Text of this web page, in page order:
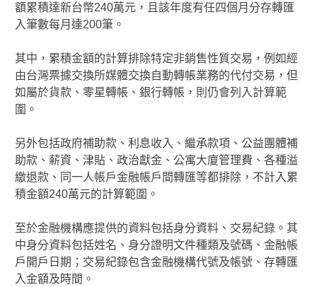
額累積達新台幣240萬元，且該年度有任四個月分存轉匯
入筆數每月達200筆。
其中，累積金額的計算排除特定非銷售性質交易，例如經
由台灣票據交換所媒體交換自動轉帳業務的代付交易，但
如屬於貨款、零星轉帳、銀行轉帳，則仍會列入計算範
圍。
另外包括政府補助款、利息收入、繼承款項、公益團體補
助款、薪資、津貼、政治獻金、公寓大廈管理費、各種溢
繳退款、同一人帳戶金融帳戶間轉匯等都排除，不計入累
積金額240萬元的計算範圍。
至於金融機構應提供的資料包括身分資料、交易紀錄。其
中身分資料包括姓名、身分證明文件種類及號碼、金融帳
戶開戶日期；交易紀錄包含金融機構代號及帳號、存轉匯
入金額及時間。